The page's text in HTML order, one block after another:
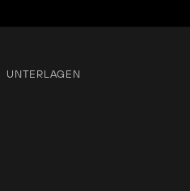
UNTERLAGEN